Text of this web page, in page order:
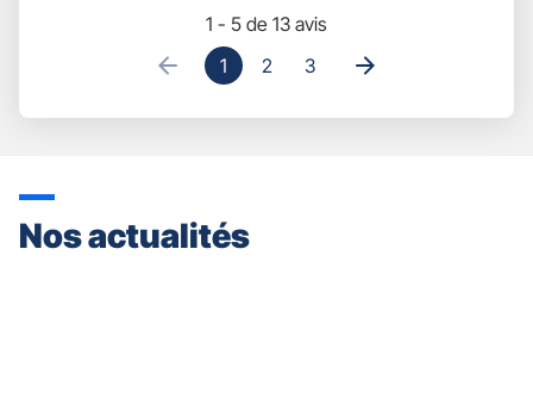
1 - 5 de 13 avis
1
2 3
Nos actualités